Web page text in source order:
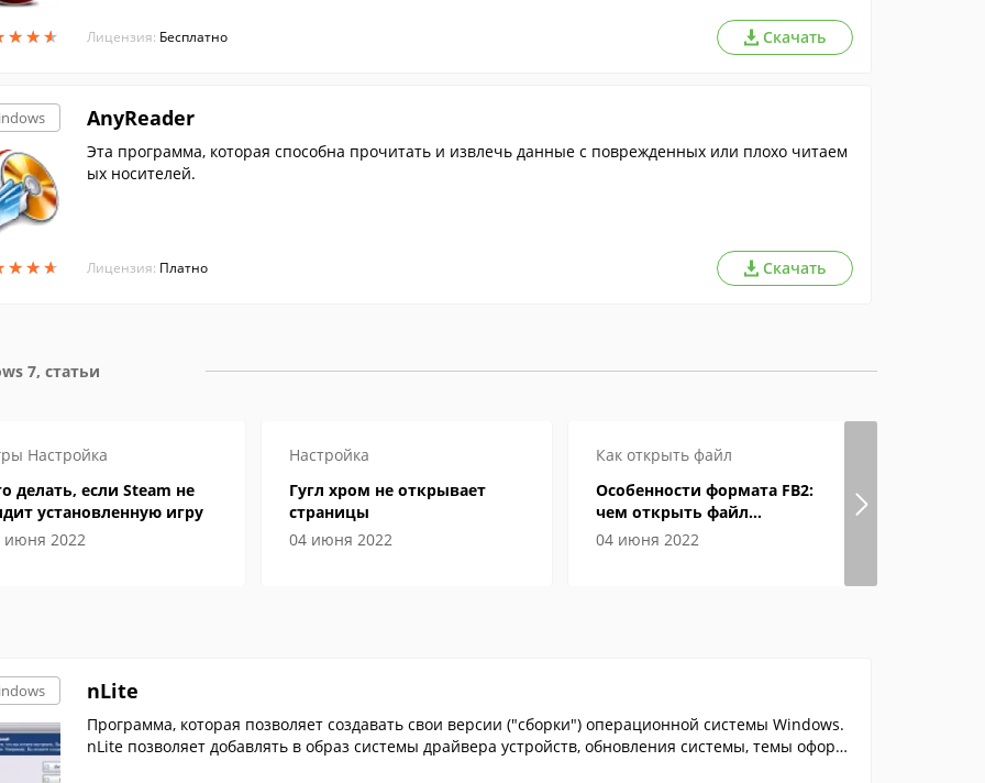
★★★
★★★ Лицензия: Бесплатно Скачать
★★★
★★★
AnyReader
Эта программа, которая способна прочитать и извлечь данные с поврежденных или плохо читаем
ых носителей.
Лицензия: Платно Скачать
7, статьи
Настройка
делать, если Steam не
установленную игру
июня 2022
Настройка
Гугл хром не открывает
страницы
04 июня 2022
Как открыть файл
Особенности формата FB2:
чем открыть файл
электронной книги
04 июня 2022
nLite
Программа, которая позволяет создавать свои версии ("сборки") операционной системы Windows.
nLite позволяет добавлять в образ системы драйвера устройств, обновления системы, темы оформ